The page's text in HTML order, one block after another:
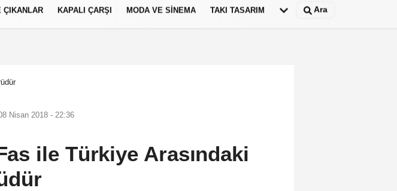
русский Spanish Deutsch
ÇIKANLAR KAPALI ÇARŞI MODA VE SINEMA TAKI TASARIM Ara
Nisan 2018 - 22:36
ile Türkiye Arasındaki